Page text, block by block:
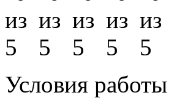
Условия работы